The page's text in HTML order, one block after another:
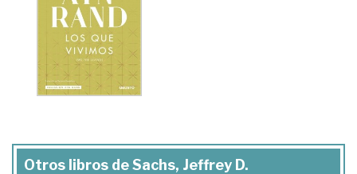
Otros libros de Sachs, Jeffrey D.